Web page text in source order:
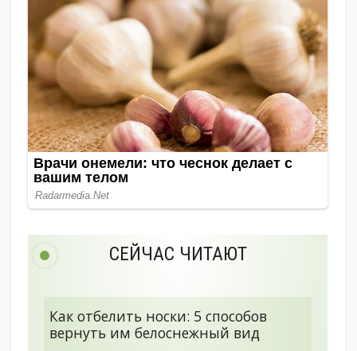
СЕЙЧАС ЧИТАЮТ
Как отбелить носки: 5 способов
вернуть им белоснежный вид